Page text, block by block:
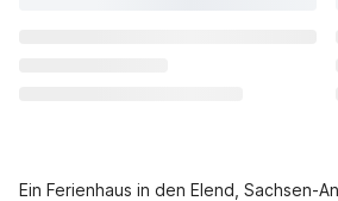
Ein Ferienhaus in den Elend, Sachsen-